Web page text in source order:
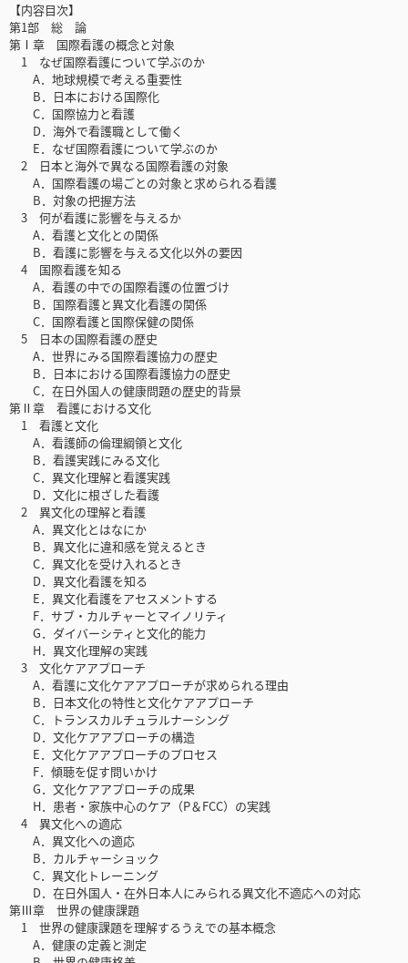
【内容目次】
第1部 総 論
第Ⅰ章 国際看護の概念と対象
1 なぜ国際看護について学ぶのか
A．地球規模で考える重要性
B．日本における国際化
C．国際協力と看護
D．海外で看護職として働く
E．なぜ国際看護について学ぶのか
2 日本と海外で異なる国際看護の対象
A．国際看護の場ごとの対象と求められる看護
B．対象の把握方法
3 何が看護に影響を与えるか
A．看護と文化との関係
B．看護に影響を与える文化以外の要因
4 国際看護を知る
A．看護の中での国際看護の位置づけ
B．国際看護と異文化看護の関係
C．国際看護と国際保健の関係
5 日本の国際看護の歴史
A．世界にみる国際看護協力の歴史
B．日本における国際看護協力の歴史
C．在日外国人の健康問題の歴史的背景
第Ⅱ章 看護における文化
1 看護と文化
A．看護師の倫理綱領と文化
B．看護実践にみる文化
C．異文化理解と看護実践
D．文化に根ざした看護
2 異文化の理解と看護
A．異文化とはなにか
B．異文化に違和感を覚えるとき
C．異文化を受け入れるとき
D．異文化看護を知る
E．異文化看護をアセスメントする
F．サブ・カルチャーとマイノリティ
G．ダイバーシティと文化的能力
H．異文化理解の実践
3 文化ケアアプローチ
A．看護に文化ケアアプローチが求められる理由
B．日本文化の特性と文化ケアアプローチ
C．トランスカルチュラルナーシング
D．文化ケアアプローチの構造
E．文化ケアアプローチのプロセス
F．傾聴を促す問いかけ
G．文化ケアアプローチの成果
H．患者・家族中心のケア（P＆FCC）の実践
4 異文化への適応
A．異文化への適応
B．カルチャーショック
C．異文化トレーニング
D．在日外国人・在外日本人にみられる異文化不適応への対応
第Ⅲ章 世界の健康課題
1 世界の健康課題を理解するうえでの基本概念
A．健康の定義と測定